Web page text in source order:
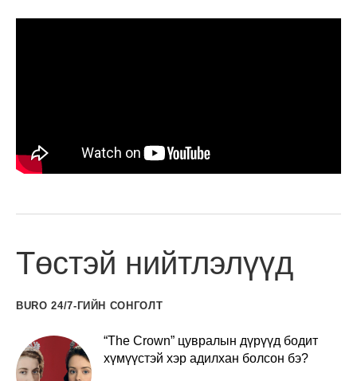
Төстэй нийтлэлүүд
BURO 24/7-ГИЙН СОНГОЛТ
“The Crown” цувралын дүрүүд бодит
хүмүүстэй хэр адилхан болсон бэ?